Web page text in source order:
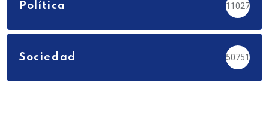
Política 11027
Sociedad 50751